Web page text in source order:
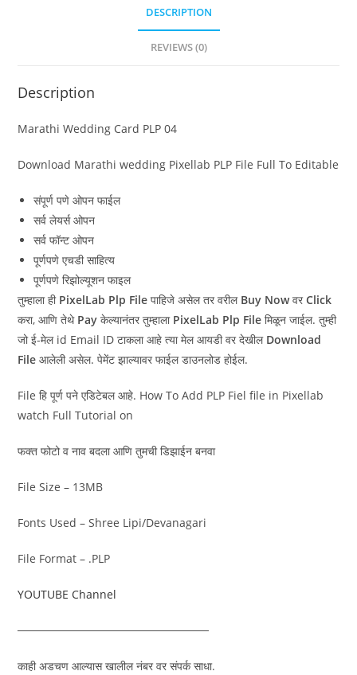
DESCRIPTION
REVIEWS (0)
Description
Marathi Wedding Card PLP 04
Download Marathi wedding Pixellab PLP File Full To Editable
संपूर्ण पणे ओपन फाईल
सर्व लेयर्स ओपन
सर्व फॉन्ट ओपन
पूर्णपणे एचडी साहित्य
पूर्णपणे रिझोल्यूशन फाइल
तुम्हाला ही PixelLab Plp File पाहिजे असेल तर वरील Buy NowवरClick
करा, आणि तेथे Pay केल्यानंतर तुम्हाला PixelLab Plp File मिळून जाईल. तुम्ही
जो ई-मेल id Email ID टाकला आहे त्या मेल आयडी वर देखील Download
File आलेली असेल.पेमेंट झाल्यावर फाईल डाउनलोड होईल.
File हि पूर्ण पने एडिटेबल आहे. How To Add PLP Fiel file in Pixellab
watch Full Tutorial on
फक्त फोटो व नाव बदला आणि तुमची डिझाईन बनवा
File Size – 13MB
Fonts Used – Shree Lipi/Devanagari
File Format – .PLP
YOUTUBE Channel
────────────────────────
काही अडचण आल्यास खालील नंबर वर संपर्क साधा.